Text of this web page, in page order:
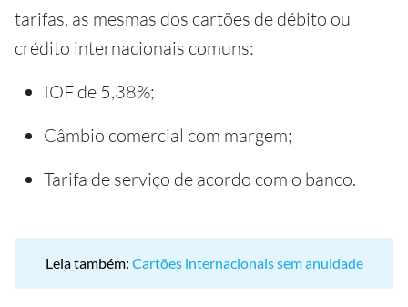
tarifas, as mesmas dos cartões de débito ou
crédito internacionais comuns:
IOF de 5,38%;
Câmbio comercial com margem;
Tarifa de serviço de acordo com o banco.
Leia também: Cartões internacionais sem anuidade